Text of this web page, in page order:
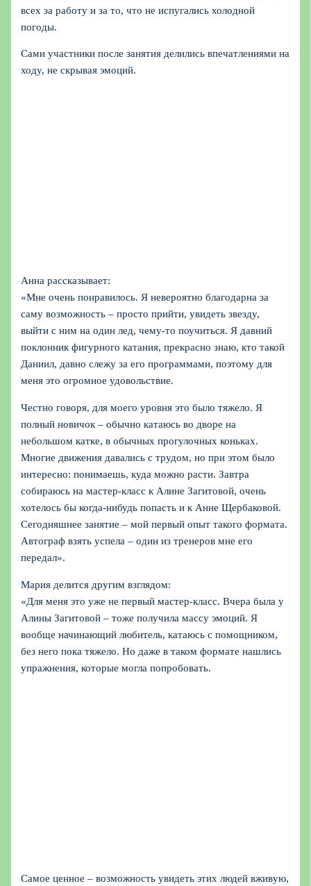
всех за работу и за то, что не испугались холодной
погоды.
Сами участники после занятия делились впечатлениями на
ходу, не скрывая эмоций.
Анна рассказывает:
«Мне очень понравилось. Я невероятно благодарна за
саму возможность – просто прийти, увидеть звезду,
выйти с ним на один лед, чему-то поучиться. Я давний
поклонник фигурного катания, прекрасно знаю, кто такой
Даниил, давно слежу за его программами, поэтому для
меня это огромное удовольствие.
Честно говоря, для моего уровня это было тяжело. Я
полный новичок – обычно катаюсь во дворе на
небольшом катке, в обычных прогулочных коньках.
Многие движения давались с трудом, но при этом было
интересно: понимаешь, куда можно расти. Завтра
собираюсь на мастер-класс к Алине Загитовой, очень
хотелось бы когда-нибудь попасть и к Анне Щербаковой.
Сегодняшнее занятие – мой первый опыт такого формата.
Автограф взять успела – один из тренеров мне его
передал».
Мария делится другим взглядом:
«Для меня это уже не первый мастер-класс. Вчера была у
Алины Загитовой – тоже получила массу эмоций. Я
вообще начинающий любитель, катаюсь с помощником,
без него пока тяжело. Но даже в таком формате нашлись
упражнения, которые могла попробовать.
Самое ценное – возможность увидеть этих людей вживую,